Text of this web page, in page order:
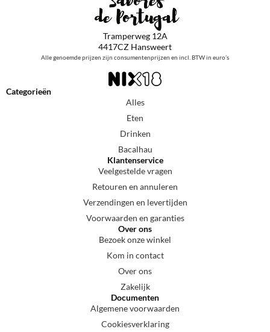
Tramperweg 12A
4417CZ Hansweert
Alle genoemde prijzen zijn consumentenprijzen en incl. BTW in euro’s
Categorieën
Alles
Eten
Drinken
Bacalhau
Klantenservice
Veelgestelde vragen
Retouren en annuleren
Verzendingen en levertijden
Voorwaarden en garanties
Over ons
Bezoek onze winkel
Kom in contact
Over ons
Zakelijk
Documenten
Algemene voorwaarden
Cookiesverklaring